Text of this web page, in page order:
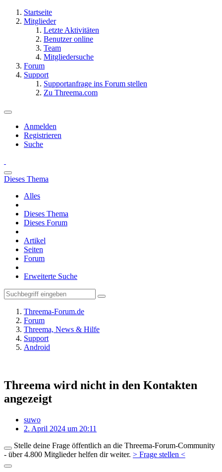
Startseite
Mitglieder
Letzte Aktivitäten
Benutzer online
Team
Mitgliedersuche
Forum
Support
Supportanfrage ins Forum stellen
Zu Threema.com
Anmelden
Registrieren
Suche
Dieses Thema
Alles
Dieses Thema
Dieses Forum
Artikel
Seiten
Forum
Erweiterte Suche
Threema-Forum.de
Forum
Threema, News & Hilfe
Support
Android
Threema wird nicht in den Kontakten
angezeigt
suwo
2. April 2024 um 20:11
Stelle deine Frage öffentlich an die Threema-Forum-Community
- über 4.800 Mitglieder helfen dir weiter. > Frage stellen <